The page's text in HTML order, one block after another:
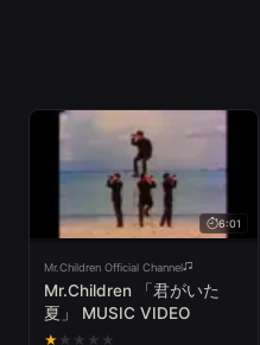
6:01
Mr.Children Official Channel
Mr.Children 「君がいた
夏」 MUSIC VIDEO
★ ★ ★ ★ ★